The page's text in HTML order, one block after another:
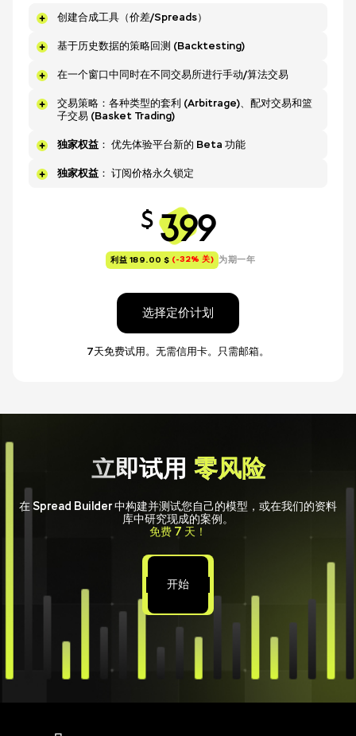
创建合成工具（价差/Spreads）
基于历史数据的策略回测 (Backtesting)
在一个窗口中同时在不同交易所进行手动/算法交易
交易策略：各种类型的套利 (Arbitrage)、配对交易和篮
子交易 (Basket Trading)
独家权益 ： 优先体验平台新的 Beta 功能
独家权益 ： 订阅价格永久锁定
$ 399
利益 189.00 $ (-32% 关) 为期一年
选择定价计划
7天免费试用。无需信用卡。只需邮箱。
立即试用 零风险
在 Spread Builder 中构建并测试您自己的模型，或在我们的资料
库中研究现成的案例。
免费 7 天！
开始